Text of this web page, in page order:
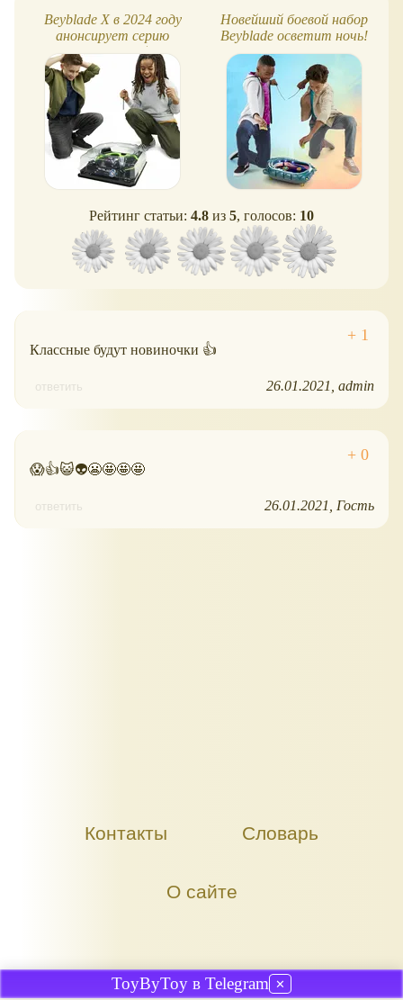
Beyblade X в 2024 году
анонсирует серию
обновлений
Новейший боевой набор
Beyblade осветит ночь!
Рейтинг статьи: 4.8 из 5, голосов: 10
Классные будут новиночки 👍
ответить 26.01.2021 admin
😱👍😺👽😬🤩🤩🤩
ответить 26.01.2021 Гость
Контакты Словарь
О сайте
ToyByToy в Telegram ✕